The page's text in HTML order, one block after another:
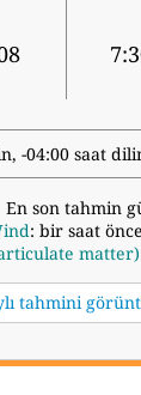
-04:00 saat
En son tahmin
: bir saat önce
matter)
tahmini